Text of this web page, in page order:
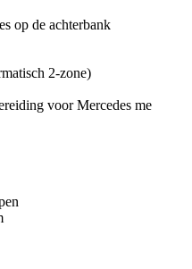
op de achterbank
2-zone)
voor Mercedes me